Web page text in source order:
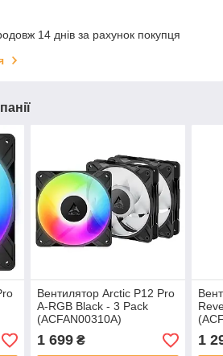
14 днів за рахунок покупця
Вентилятор Arctic P12 Pro
A-RGB Black - 3 Pack
(ACFAN00310A)
1 699₴ 1